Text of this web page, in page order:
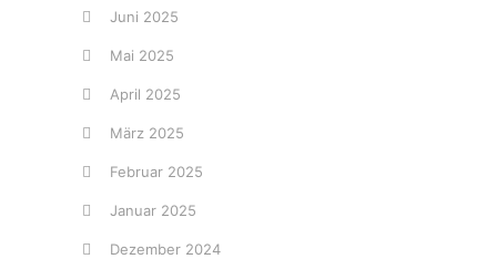
Juni 2025
Mai 2025
April 2025
März 2025
Februar 2025
Januar 2025
Dezember 2024